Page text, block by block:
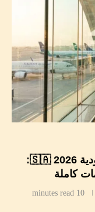
تأشيرة الخروج والعودة في السعودية 2026 🇸🇦:
كاملة
10 minutes read